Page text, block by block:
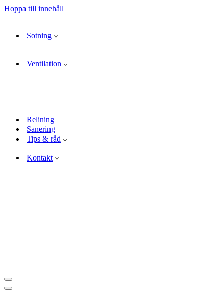
Hoppa till innehåll
Sotning
Ventilation
Relining
Sanering
Tips & råd
Kontakt
Navigeringsmeny
Navigeringsmeny